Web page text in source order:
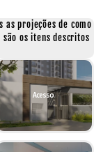
as projeções de como
os itens descritos
Acesso